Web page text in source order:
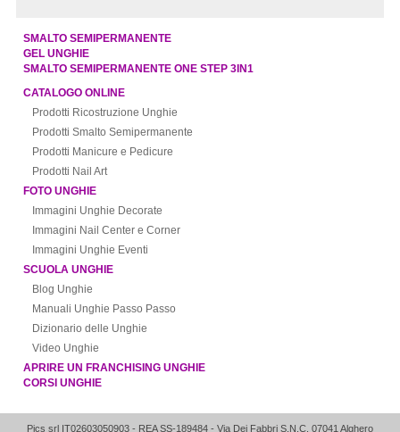
SMALTO SEMIPERMANENTE
GEL UNGHIE
SMALTO SEMIPERMANENTE ONE STEP 3IN1
CATALOGO ONLINE
Prodotti Ricostruzione Unghie
Prodotti Smalto Semipermanente
Prodotti Manicure e Pedicure
Prodotti Nail Art
FOTO UNGHIE
Immagini Unghie Decorate
Immagini Nail Center e Corner
Immagini Unghie Eventi
SCUOLA UNGHIE
Blog Unghie
Manuali Unghie Passo Passo
Dizionario delle Unghie
Video Unghie
APRIRE UN FRANCHISING UNGHIE
CORSI UNGHIE
Pics srl IT02603050903 - REA SS-189484 - Via Dei Fabbri S.N.C. 07041 Alghero